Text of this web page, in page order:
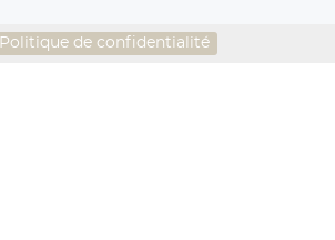
Politique de confidentialité